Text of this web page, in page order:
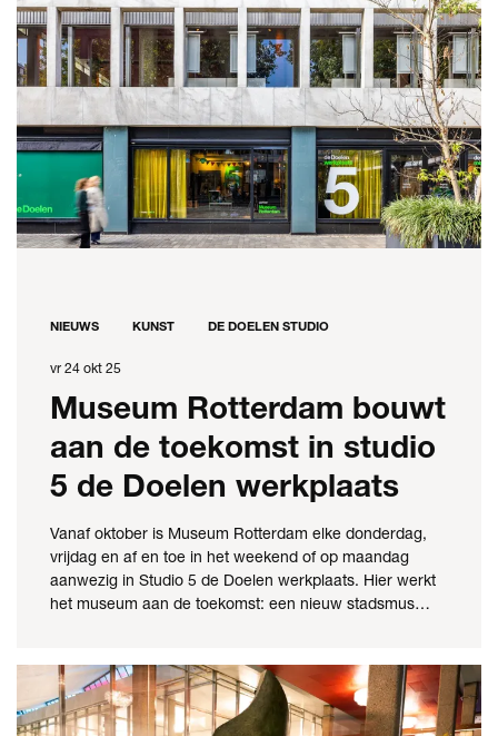
vr 24 okt 25
Museum Rotterdam bouwt
aan de toekomst in studio
5 de Doelen werkplaats
Vanaf oktober is Museum Rotterdam elke donderdag,
vrijdag en af en toe in het weekend of op maandag
aanwezig in Studio 5 de Doelen werkplaats. Hier werkt
het museum aan de toekomst: een nieuw stadsmus…
NIEUWS KUNST DE DOELEN STUDIO